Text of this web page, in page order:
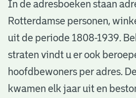
A
d
e
In de adresboeken staan
Rotterdamse personen,
uit de periode 1808-1939.
straten vindt u er ook
hoofdbewoners per adres.
kwamen elk jaar uit en